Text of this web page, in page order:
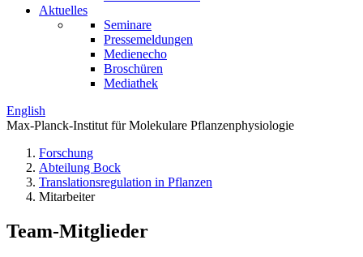
Aktuelles
Seminare
Pressemeldungen
Medienecho
Broschüren
Mediathek
English
Max-Planck-Institut für Molekulare Pflanzenphysiologie
Forschung
Abteilung Bock
Translations­regulation in Pflanzen
Mitarbeiter
Team-Mitglieder